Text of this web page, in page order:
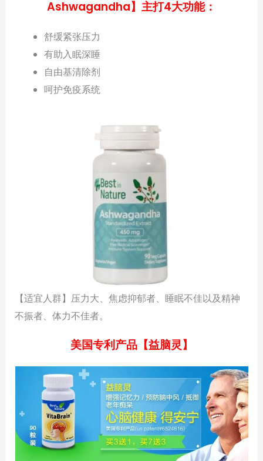
Ashwagandha】主打4大功能：
舒缓紧张压力
有助入眠深睡
自由基清除剂
呵护免疫系统
【适宜人群】压力大、焦虑抑郁者、睡眠不佳以及精神
不振者、体力不佳者。
美国专利产品【益脑灵】